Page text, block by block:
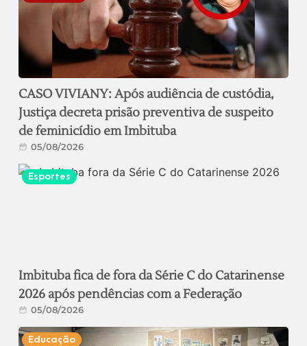
CASO VIVIANY: Após audiência de custódia,
Justiça decreta prisão preventiva de suspeito
de feminicídio em Imbituba
05/08/2026
Esportes
Imbituba fica de fora da Série C do Catarinense
2026 após pendências com a Federação
05/08/2026
Educação